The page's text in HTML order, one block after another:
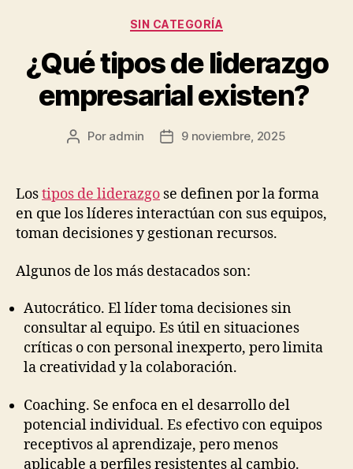
Categorías
SIN CATEGORÍA
¿Qué tipos de liderazgo
empresarial existen?
Autor
publicación
Por admin
Fecha
publicación
9 noviembre, 2025
Lostipos de liderazgo se definen por la forma
en que los líderes interactúan con sus equipos,
toman decisiones y gestionan recursos.
Algunos de los más destacados son:
Autocrático. El líder toma decisiones sin
consultar al equipo. Es útil en situaciones
críticas o con personal inexperto, pero limita
la creatividad y la colaboración.
Coaching. Se enfoca en el desarrollo del
potencial individual. Es efectivo con equipos
receptivos al aprendizaje, pero menos
aplicable a perfiles resistentes al cambio.